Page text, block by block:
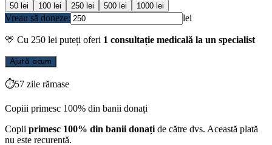
50 lei 100 lei 250 lei 500 lei 1000 lei
Vreau să doneze: lei
💛 Cu 250 lei puteți oferi 1 consultație medicală la un specialist
Ajută acum
⏱57 zile rămase
Copiii primesc 100% din banii donați
Copii primesc 100% din banii donați de către dvs. Această plată
nu este recurentă.